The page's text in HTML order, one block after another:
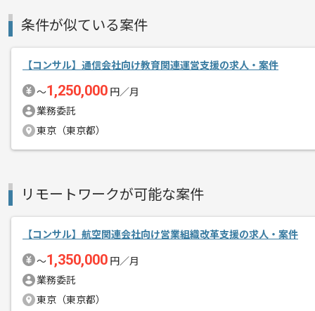
メント
コンサルの経験を活かすことができます
複数案件を保有している企業ですので、
ご経験と実績に応じて別案件のご提案
新しいアイディアや技術を積極的に導入
条件が似ている案件
【コンサル】通信会社向け教育関連運営支援の求人・案件
〜1,250,000 円／月
業務委託
東京（東京都）
リモートワークが可能な案件
【コンサル】航空関連会社向け営業組織改革支援の求人・案件
〜1,350,000 円／月
業務委託
東京（東京都）